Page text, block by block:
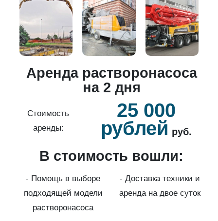
Аренда растворонасоса
на 2 дня
Стоимость
аренды:
25 000
рублей руб.
В стоимость вошли:
- Помощь в выборе
подходящей модели
растворонасоса
- Доставка техники и
аренда на двое суток